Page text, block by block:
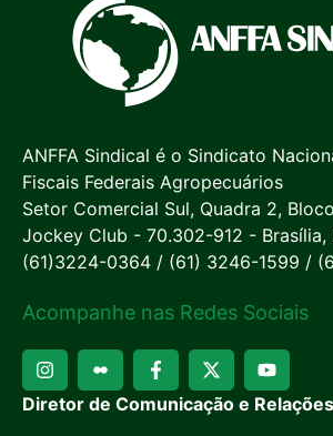
ANFFA Sindical é o Sindicato
Fiscais Federais Agropecuários
Setor Comercial Sul, Quadra 2,
Jockey Club - 70.302-912 - Brasília,
(61)3224-0364 / (61) 3246-1599 /
Acompanhe nas Redes Sociais
Diretor de Comunicação e